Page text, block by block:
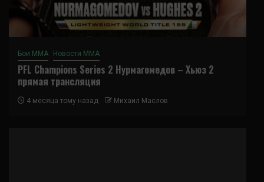
Бои ММА Новости ММА
PFL Champions Series 2 Нурмагомедов – Хьюз 2
прямая трансляция
4 месяца тому назад Михаил Маслов